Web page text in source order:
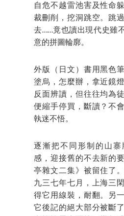
自危不越雷池害及性命
裁刪削，挖洞跳空。跳
去……竟也讀出現代史雖
意的拼圖輪廓。
外版（日文）書用黑色
塗烏，怎麼辦，拿近鏡
反面辨讀，但往往均為
便縮手停買，斷讀？不
執迷不悟。
逐漸把不同形制的山
感，迎接舊的不去新的
亭雜文二集》被留住了
九三七年七月，上海三
得它用線裝，耐翻。另
它後記的絕大部分被斷